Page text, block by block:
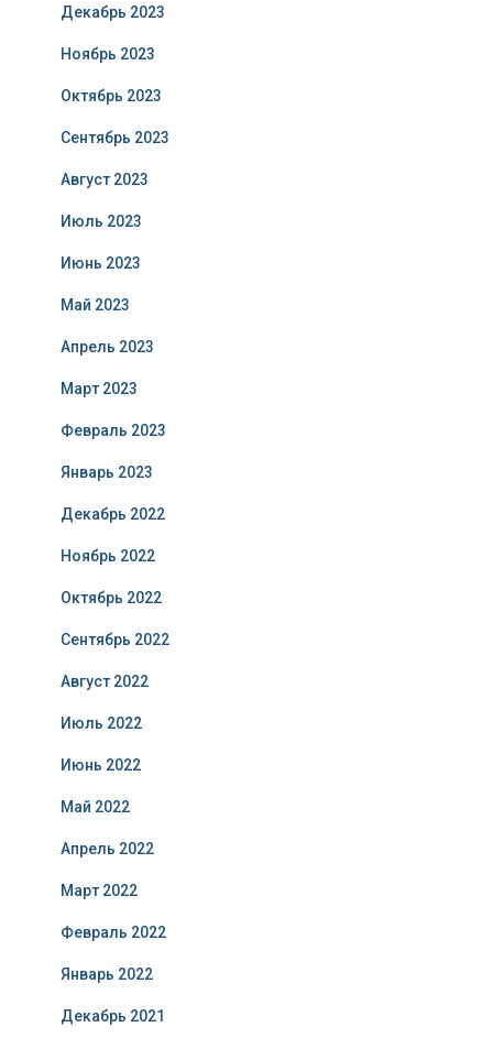
Декабрь 2023
Ноябрь 2023
Октябрь 2023
Сентябрь 2023
Август 2023
Июль 2023
Июнь 2023
Май 2023
Апрель 2023
Март 2023
Февраль 2023
Январь 2023
Декабрь 2022
Ноябрь 2022
Октябрь 2022
Сентябрь 2022
Август 2022
Июль 2022
Июнь 2022
Май 2022
Апрель 2022
Март 2022
Февраль 2022
Январь 2022
Декабрь 2021